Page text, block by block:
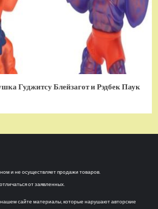
Гуджитсу Блейзагот и Рэдбек Паук
и не осуществляет продажи товаров.
от заявленных.
сайте материалы, которые нарушают авторские